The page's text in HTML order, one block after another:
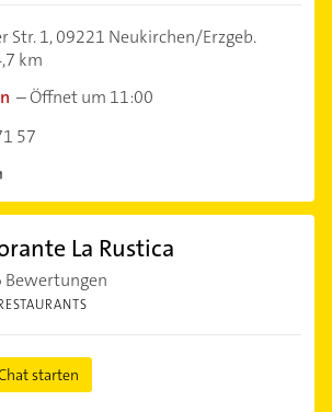
Str. 1,09221 Neukirchen/Erzgeb.
km
–Öffnet um 11:00
57
La Rustica
Bewertungen
starten